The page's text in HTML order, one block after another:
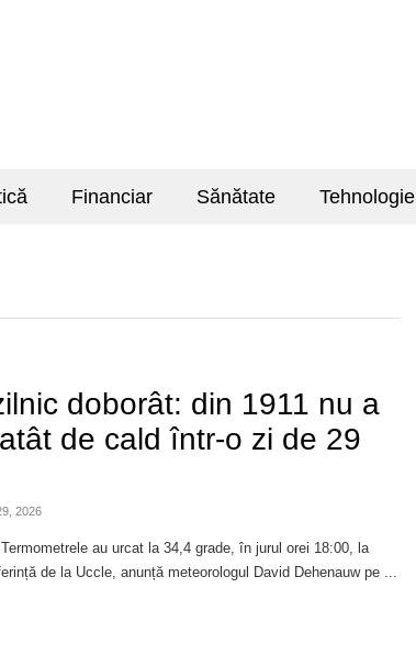
Financiar Sănătate Tehnologie
doborât: din 1911 nu a
de cald într-o zi de 29
2026
au urcat la 34,4 grade, în jurul orei 18:00, la
de la Uccle, anunță meteorologul David Dehenauw pe ...